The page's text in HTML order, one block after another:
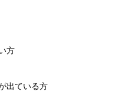
方
出ている方